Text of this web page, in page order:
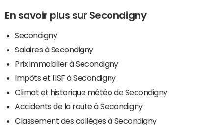
En savoir plus sur Secondigny
Secondigny
Salaires à Secondigny
Prix immobilier à Secondigny
Impôts et l'ISF à Secondigny
Climat et historique météo de Secondigny
Accidents de la route à Secondigny
Classement des collèges à Secondigny